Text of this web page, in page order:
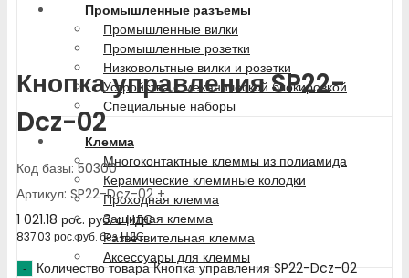
Промышленные разъемы
Промышленные вилки
Промышленные розетки
Низковольтные вилки и розетки
Устройства с механической блокировкой
Специальные наборы
Клемма
Многоконтактные клеммы из полиамида
Керамические клеммные колодки
Проходная клемма
Защитная клемма
Разветвительная клемма
Аксессуары для клеммы
Кнопка управления SP22-
Dcz-02
Код базы: 50300
Артикул: SP22-Dcz-02 +
1 021.18 рос. руб.с НДС
837.03 рос. руб.без НДС
Количество товара Кнопка управления SP22-Dcz-02